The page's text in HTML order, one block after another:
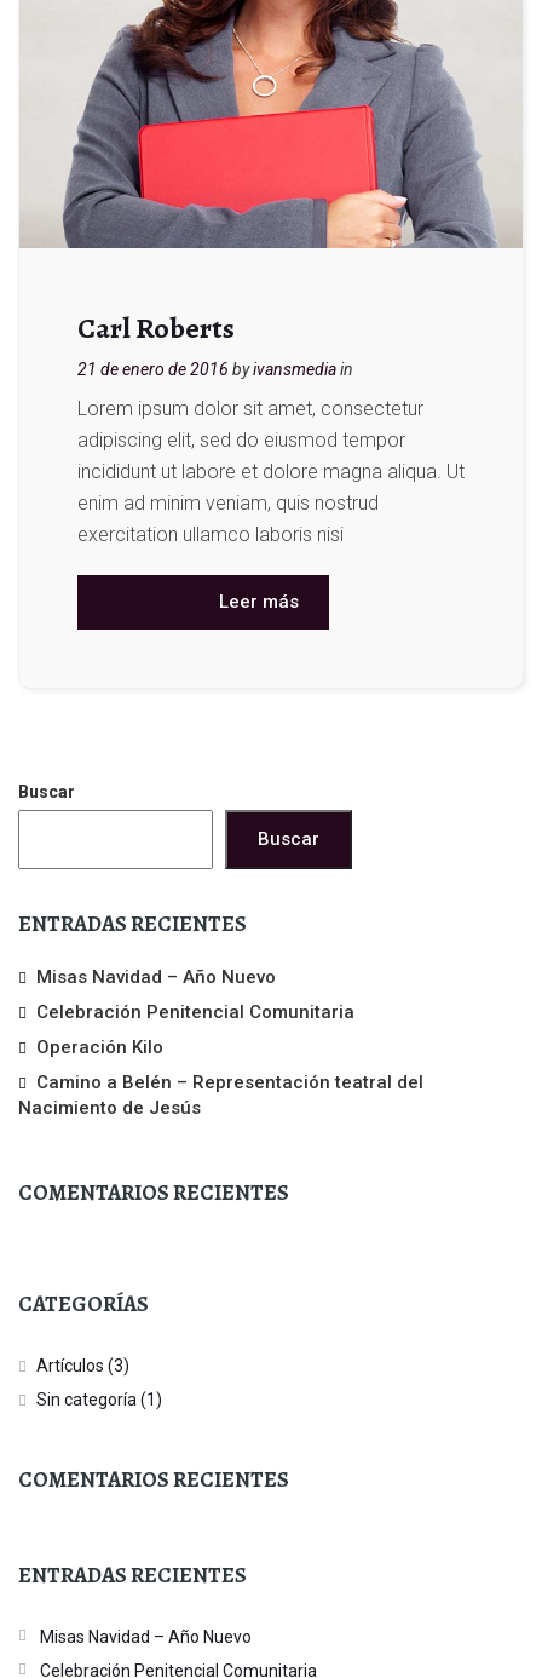
Carl Roberts
21 de enero de 2016 byivansmediain
Lorem ipsum dolor sit amet, consectetur
adipiscing elit, sed do eiusmod tempor
incididunt ut labore et dolore magna aliqua. Ut
enim ad minim veniam, quis nostrud
exercitation ullamco laboris nisi
Leer más
Buscar
Buscar
ENTRADAS RECIENTES
Misas Navidad – Año Nuevo
Celebración Penitencial Comunitaria
Operación Kilo
Camino a Belén – Representación teatral del
Nacimiento de Jesús
COMENTARIOS RECIENTES
CATEGORÍAS
Artículos (3)
Sin categoría(1)
COMENTARIOS RECIENTES
ENTRADAS RECIENTES
Misas Navidad – Año Nuevo
Celebración Penitencial Comunitaria